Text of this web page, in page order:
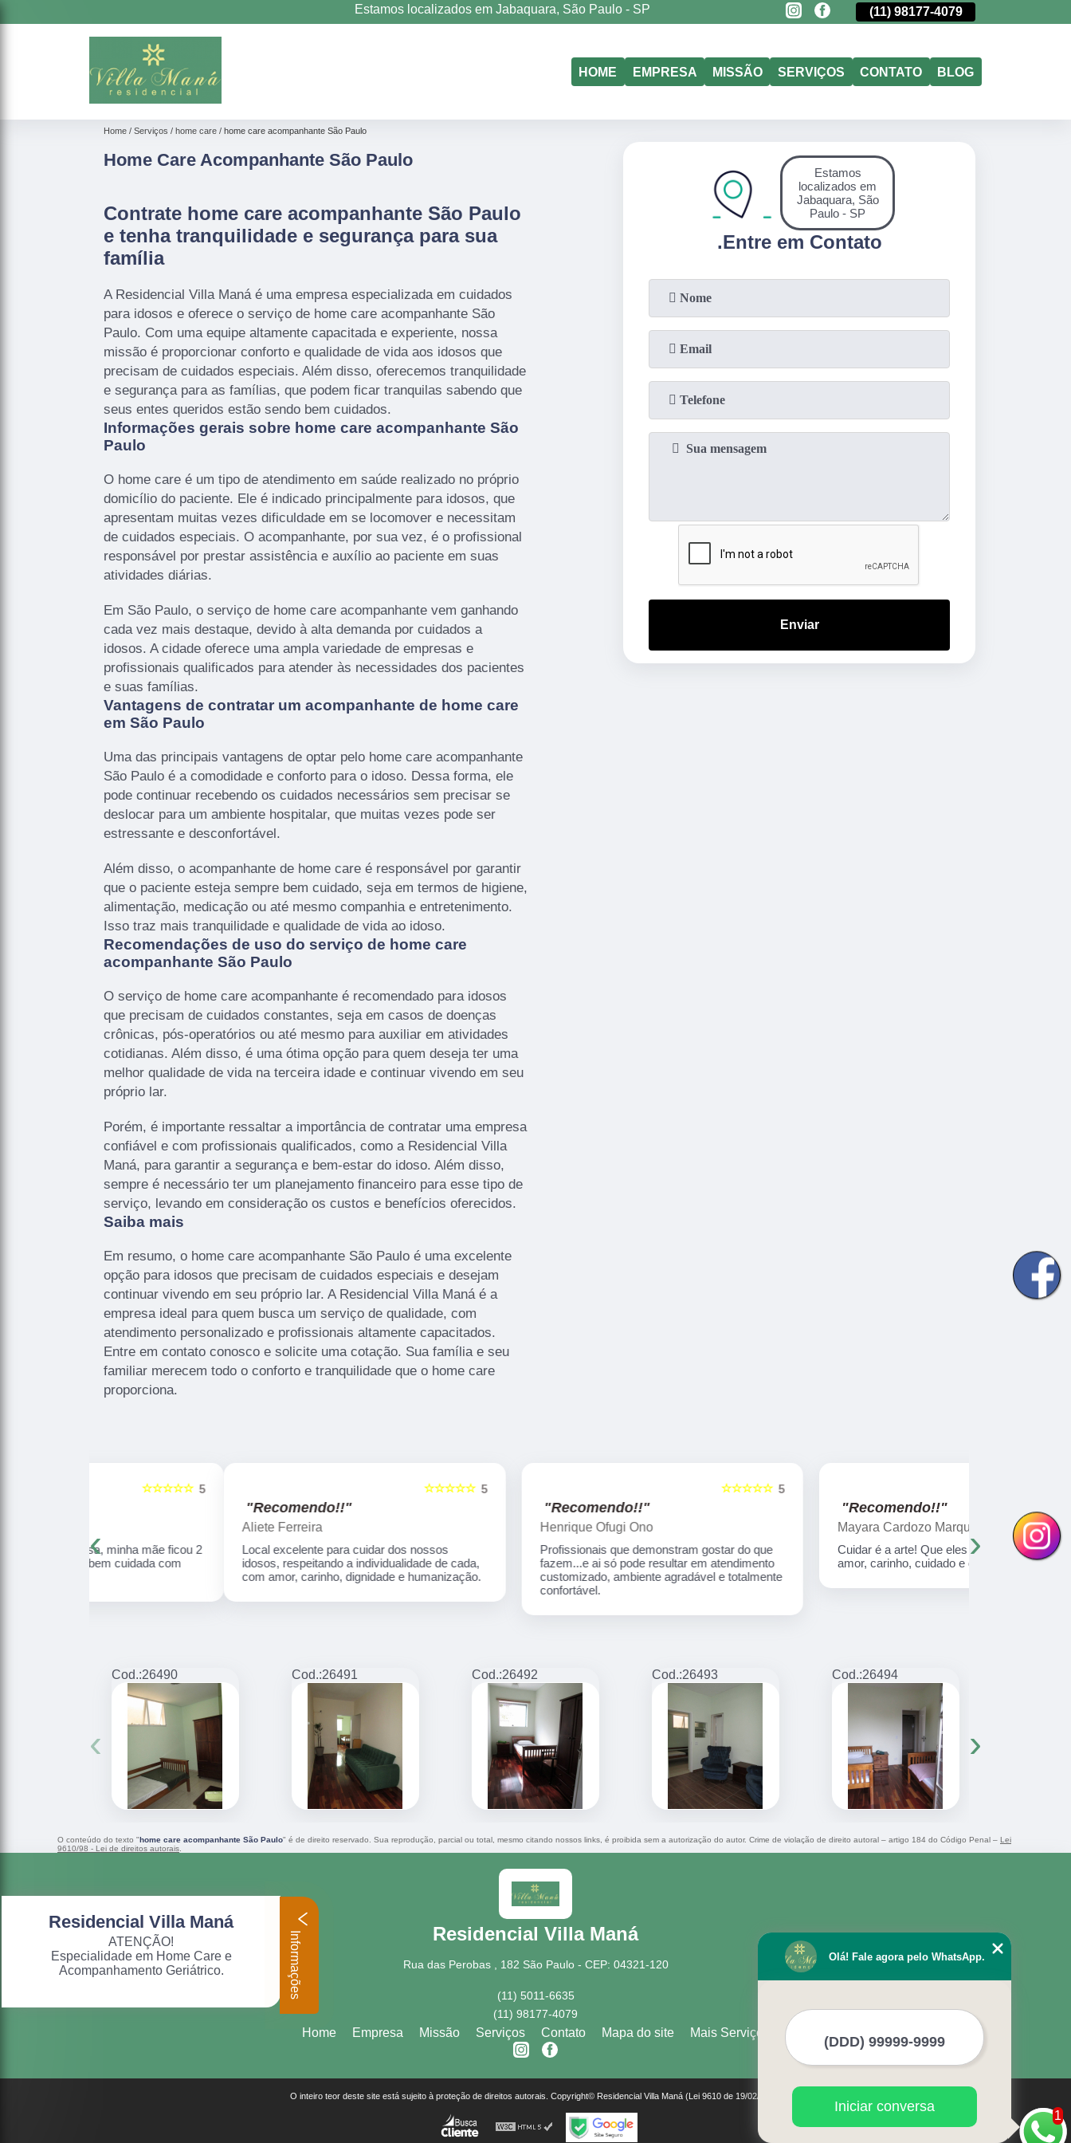
Estamos localizados em Jabaquara, São Paulo - SP
(11)5011-6635 (11) 98177-4079 5011-6635 (11) 98177-4079
HOME EMPRESA MISSÃO SERVIÇOS CONTATO BLOG
Home Serviços home care home care acompanhante São Paulo
Home Care Acompanhante São Paulo
Contrate home care acompanhante São Paulo
e tenha tranquilidade e segurança para sua
família
A Residencial Villa Maná é uma empresa especializada em cuidados
para idosos e oferece o serviço de home care acompanhante São
Paulo. Com uma equipe altamente capacitada e experiente, nossa
missão é proporcionar conforto e qualidade de vida aos idosos que
precisam de cuidados especiais. Além disso, oferecemos tranquilidade
e segurança para as famílias, que podem ficar tranquilas sabendo que
seus entes queridos estão sendo bem cuidados.
Informações gerais sobre home care acompanhante São
Paulo
O home care é um tipo de atendimento em saúde realizado no próprio
domicílio do paciente. Ele é indicado principalmente para idosos, que
apresentam muitas vezes dificuldade em se locomover e necessitam
de cuidados especiais. O acompanhante, por sua vez, é o profissional
responsável por prestar assistência e auxílio ao paciente em suas
atividades diárias.
Em São Paulo, o serviço de home care acompanhante vem ganhando
cada vez mais destaque, devido à alta demanda por cuidados a
idosos. A cidade oferece uma ampla variedade de empresas e
profissionais qualificados para atender às necessidades dos pacientes
e suas famílias.
Vantagens de contratar um acompanhante de home care
em São Paulo
Uma das principais vantagens de optar pelo home care acompanhante
São Paulo é a comodidade e conforto para o idoso. Dessa forma, ele
pode continuar recebendo os cuidados necessários sem precisar se
deslocar para um ambiente hospitalar, que muitas vezes pode ser
estressante e desconfortável.
Além disso, o acompanhante de home care é responsável por garantir
que o paciente esteja sempre bem cuidado, seja em termos de higiene,
alimentação, medicação ou até mesmo companhia e entretenimento.
Isso traz mais tranquilidade e qualidade de vida ao idoso.
Recomendações de uso do serviço de home care
acompanhante São Paulo
O serviço de home care acompanhante é recomendado para idosos
que precisam de cuidados constantes, seja em casos de doenças
crônicas, pós-operatórios ou até mesmo para auxiliar em atividades
cotidianas. Além disso, é uma ótima opção para quem deseja ter uma
melhor qualidade de vida na terceira idade e continuar vivendo em seu
próprio lar.
Porém, é importante ressaltar a importância de contratar uma empresa
confiável e com profissionais qualificados, como a Residencial Villa
Maná, para garantir a segurança e bem-estar do idoso. Além disso,
sempre é necessário ter um planejamento financeiro para esse tipo de
serviço, levando em consideração os custos e benefícios oferecidos.
Saiba mais
Em resumo, o home care acompanhante São Paulo é uma excelente
opção para idosos que precisam de cuidados especiais e desejam
continuar vivendo em seu próprio lar. A Residencial Villa Maná é a
empresa ideal para quem busca um serviço de qualidade, com
atendimento personalizado e profissionais altamente capacitados.
Entre em contato conosco e solicite uma cotação. Sua família e seu
familiar merecem todo o conforto e tranquilidade que o home care
proporciona.
.Entre em Contato
Estamos
localizados em
Jabaquara, São
Paulo - SP
Enviar
Local excelente para cuidar dos nossos
idosos, respeitando a individualidade de cada,
com amor, carinho, dignidade e humanização.
Profissionais que demonstram gostar do que
fazem...e ai só pode resultar em atendimento
customizado, ambiente agradável e totalmente
Mayara Cardozo Marques
Cuidar é a arte! Que eles sabem cuida com
amor, carinho, cuidado e dedicação total
Marilene
Uma
anos e 4
‹ ›
Cod.:26490 Cod.:26491 Cod.:26492 Cod.:26493 Cod.:26494
‹ ›
O conteúdo do texto "home care acompanhante São Paulo" é de direito reservado. Sua reprodução, parcial ou total, mesmo citando nossos links, é proibida sem a autorização do autor. Crime de violação de direito autoral – artigo 184 do Código Penal – Lei
9610/98 - Lei de direitos autorais
Residencial Villa Maná
Rua das Perobas , 182 São Paulo - CEP: 04321-120
(11) 5011-6635
(11) 98177-4079
Home Empresa Missão Serviços Contato Mapa do site Mais Serviços
O inteiro teor deste site está sujeito à proteção de direitos autorais. Copyright© Residencial Villa Maná (Lei 9610 de 19/02/1998)
1
Olá! Fale agora pelo WhatsApp.
Iniciar conversa
Residencial Villa Maná
ATENÇÃO!
Especialidade em Home Care e
Acompanhamento Geriátrico.
Informações